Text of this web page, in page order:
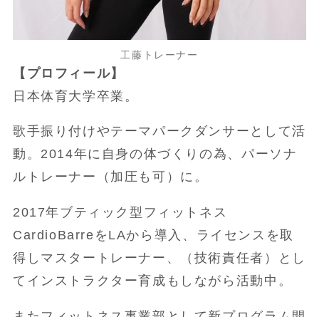
工藤トレーナー
【プロフィール】
日本体育大学卒業。
歌手振り付けやテーマパークダンサーとして活
動。2014年に自身の体づくりの為、パーソナ
ルトレーナー（加圧も可）に。
2017年ブティック型フィットネス
CardioBarreをLAから導入、ライセンスを取
得しマスタートレーナー、（技術責任者）とし
てインストラクター育成もしながら活動中。